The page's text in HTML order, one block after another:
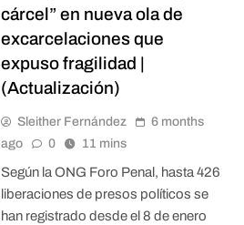
cárcel” en nueva ola de
excarcelaciones que
expuso fragilidad |
(Actualización)
Sleither Fernández
6 months
ago
0 11 mins
Según la ONG Foro Penal, hasta 426
liberaciones de presos políticos se
han registrado desde el 8 de enero